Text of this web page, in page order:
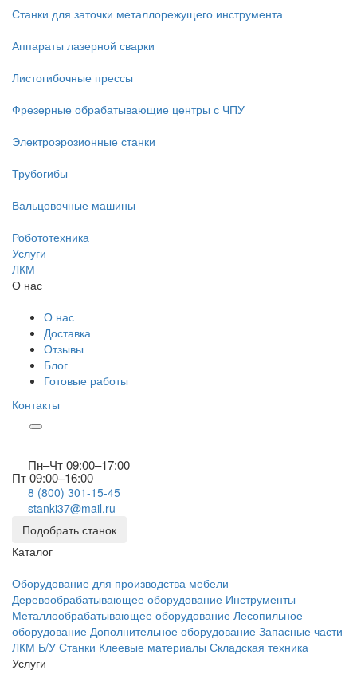
Станки для заточки металлорежущего инструмента
Аппараты лазерной сварки
Листогибочные прессы
Фрезерные обрабатывающие центры с ЧПУ
Электроэрозионные станки
Трубогибы
Вальцовочные машины
Робототехника
Услуги
ЛКМ
О нас
О нас
Доставка
Отзывы
Блог
Готовые работы
Контакты
Пн–Чт 09:00–17:00
Пт 09:00–16:00
8 (800) 301-15-45
stanki37@mail.ru
Подобрать станок
Каталог
Оборудование для производства мебели
Деревообрабатывающее оборудование Инструменты
Металлообрабатывающее оборудование Лесопильное
оборудование Дополнительное оборудование Запасные части
ЛКМ Б/У Станки Клеевые материалы Складская техника
Услуги